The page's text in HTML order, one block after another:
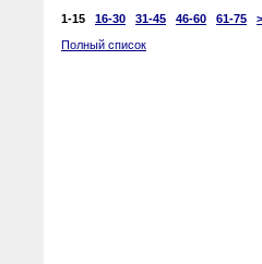
1-15
16-30 31-45 46-60 61-75
Полный список